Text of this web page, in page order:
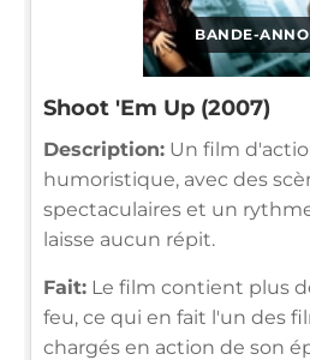
BANDE-
Shoot 'Em Up (2007)
Description: Un film
humoristique, avec des
spectaculaires et un
laisse aucun répit.
Fait: Le film contient plus
feu, ce qui en fait l'un des
chargés en action de son